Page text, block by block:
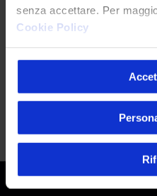
senza accettare. Per
Cookie Policy
full remote workper
tutte le nostre
più ottimale la